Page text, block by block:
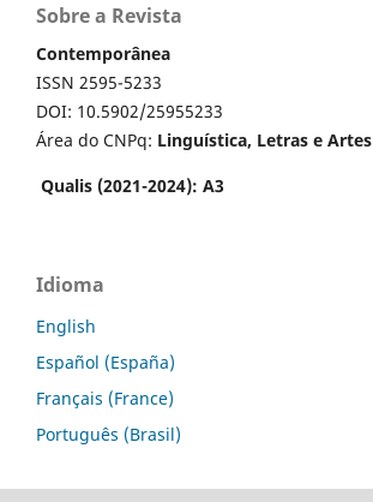
Sobre a Revista
Contemporânea
ISSN 2595-5233
DOI: 10.5902/25955233
Área do CNPq: Linguística, Letras e Artes
Qualis (2021-2024): A3
Idioma
English
Español (España)
Français (France)
Português (Brasil)